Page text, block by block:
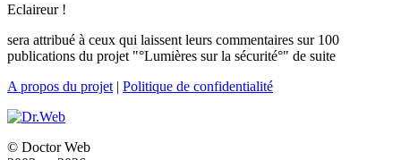
Eclaireur !
sera attribué à ceux qui laissent leurs commentaires sur 100
publications du projet "°Lumières sur la sécurité°" de suite
A propos du projet | Politique de confidentialité
© Doctor Web